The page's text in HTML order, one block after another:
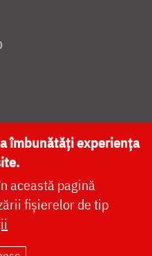
NAȚIONALĂ
îmbunătăți experiența
această pagină
fișierelor de tip